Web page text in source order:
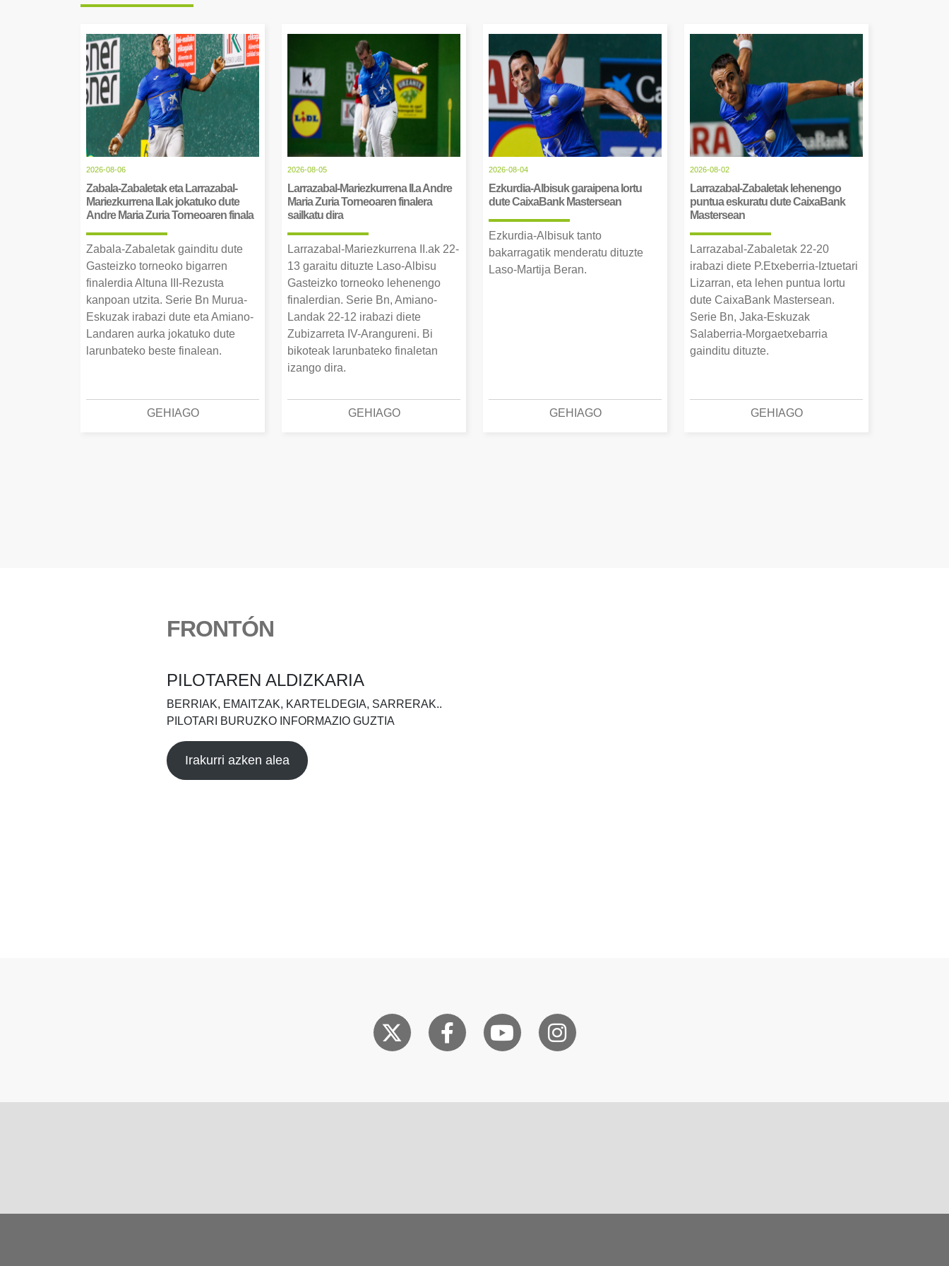
2026-08-06
Zabala-Zabaletak eta Larrazabal-
Mariezkurrena II.ak jokatuko dute
Andre Maria Zuria Torneoaren finala
Zabala-Zabaletak gainditu dute
Gasteizko torneoko bigarren
finalerdia Altuna III-Rezusta
kanpoan utzita. Serie Bn Murua-
Eskuzak irabazi dute eta Amiano-
Landaren aurka jokatuko dute
larunbateko beste finalean.
GEHIAGO
2026-08-05
Larrazabal-Mariezkurrena II.a Andre
Maria Zuria Torneoaren finalera
sailkatu dira
Larrazabal-Mariezkurrena II.ak 22-
13 garaitu dituzte Laso-Albisu
Gasteizko torneoko lehenengo
finalerdian. Serie Bn, Amiano-
Landak 22-12 irabazi diete
Zubizarreta IV-Arangureni. Bi
bikoteak larunbateko finaletan
izango dira.
GEHIAGO
2026-08-04
Ezkurdia-Albisuk garaipena lortu
dute CaixaBank Mastersean
Ezkurdia-Albisuk tanto
bakarragatik menderatu dituzte
Laso-Martija Beran.
GEHIAGO
2026-08-02
Larrazabal-Zabaletak lehenengo
puntua eskuratu dute CaixaBank
Mastersean
Larrazabal-Zabaletak 22-20
irabazi diete P.Etxeberria-Iztuetari
Lizarran, eta lehen puntua lortu
dute CaixaBank Mastersean.
Serie Bn, Jaka-Eskuzak
Salaberria-Morgaetxebarria
gainditu dituzte.
GEHIAGO
FRONTÓN
PILOTAREN ALDIZKARIA
BERRIAK, EMAITZAK, KARTELDEGIA, SARRERAK..
PILOTARI BURUZKO INFORMAZIO GUZTIA
Irakurri azken alea